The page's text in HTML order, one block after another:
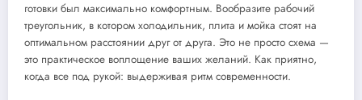
готовки был максимально комфортным. Вообразите рабочий
треугольник, в котором холодильник, плита и мойка стоят на
оптимальном расстоянии друг от друга. Это не просто схема —
это практическое воплощение ваших желаний. Как приятно,
когда все под рукой: выдерживая ритм современности.